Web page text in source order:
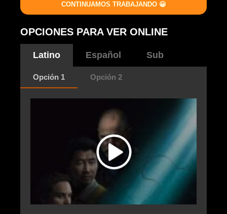
CONTINUAMOS TRABAJANDO 😀
OPCIONES PARA VER ONLINE
Latino Español Sub
Opción 1 Opción 2